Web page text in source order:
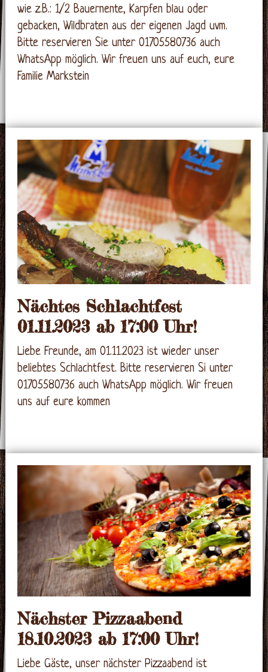
wie z.B.: 1/2 Bauernente, Karpfen blau oder
gebacken, Wildbraten aus der eigenen Jagd uvm.
Bitte reservieren Sie unter 01705580736 auch
WhatsApp möglich. Wir freuen uns auf euch, eure
Familie Markstein
Nächtes Schlachtfest
01.11.2023 ab 17:00 Uhr!
Liebe Freunde, am 01.11.2023 ist wieder unser
beliebtes Schlachtfest. Bitte reservieren Si unter
01705580736 auch WhatsApp möglich. Wir freuen
uns auf eure kommen
Nächster Pizzaabend
18.10.2023 ab 17:00 Uhr!
Liebe Gäste, unser nächster Pizzaabend ist